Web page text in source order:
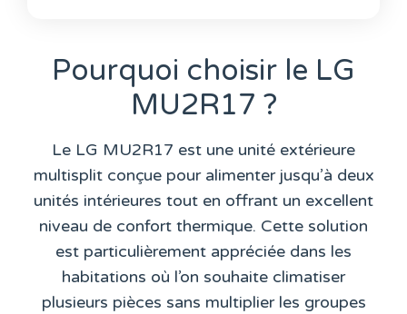
Pourquoi choisir le LG
MU2R17 ?
Le LG MU2R17 est une unité extérieure
multisplit conçue pour alimenter jusqu’à deux
unités intérieures tout en offrant un excellent
niveau de confort thermique. Cette solution
est particulièrement appréciée dans les
habitations où l’on souhaite climatiser
plusieurs pièces sans multiplier les groupes